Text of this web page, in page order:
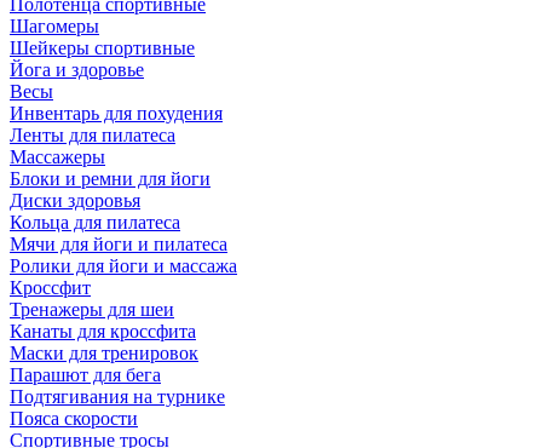
Полотенца спортивные
Шагомеры
Шейкеры спортивные
Йога и здоровье
Весы
Инвентарь для похудения
Ленты для пилатеса
Массажеры
Блоки и ремни для йоги
Диски здоровья
Кольца для пилатеса
Мячи для йоги и пилатеса
Ролики для йоги и массажа
Кроссфит
Тренажеры для шеи
Канаты для кроссфита
Маски для тренировок
Парашют для бега
Подтягивания на турнике
Пояса скорости
Спортивные тросы